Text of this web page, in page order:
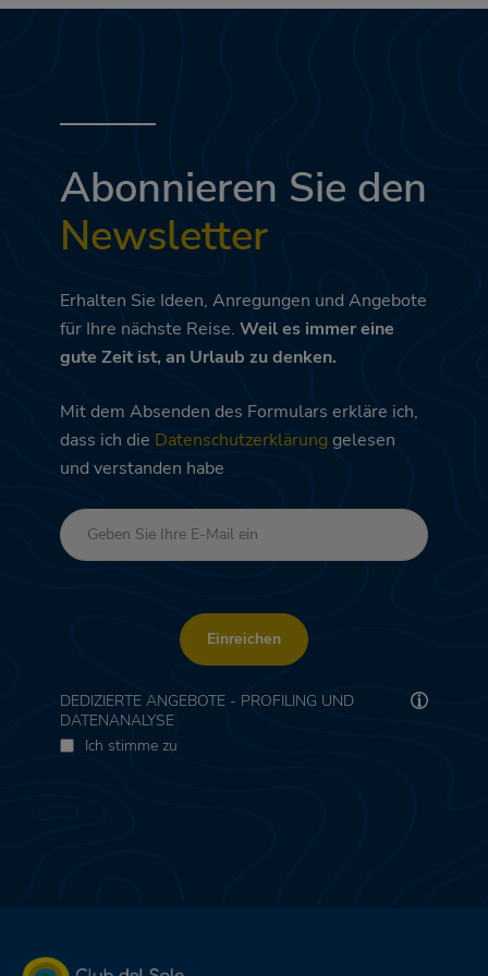
Abonnieren Sie den
Newsletter
Erhalten Sie Ideen, Anregungen und Angebote
für Ihre nächste Reise. Weil es immer eine
gute Zeit ist, an Urlaub zu denken.
Mit dem Absenden des Formulars erkläre ich,
dass ich die Datenschutzerklärung gelesen
und verstanden habe
Einreichen
DEDIZIERTE ANGEBOTE - PROFILING UND
DATENANALYSE
Ich stimme zu